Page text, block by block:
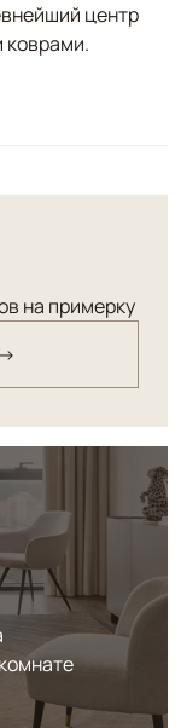
центр
коврами.
шерсти и шелка
на примерку